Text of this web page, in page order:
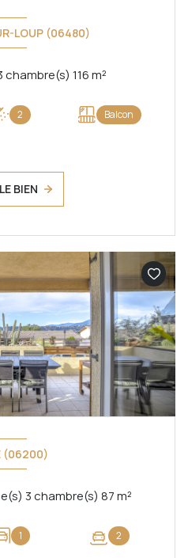
LOUP (06480)
Villa 4 pièce(s) 3 chambre(s) 116 m²
2 Balcon
BIEN
(06200)
Appartement 4 pièce(s) 3 chambre(s) 87 m²
1 2